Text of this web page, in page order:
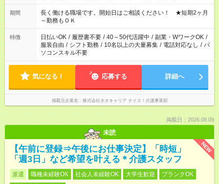
庭の都合でお休みが必要な場合も遠慮なくご相談ください。 ※
週最低15時間以上の勤務が必要です
期間
長く働ける職場です。開始日はご相談ください！ ★短期2ヶ月
～勤務もＯＫ
特徴 日払いOK / 履歴書不要 / 40～50代活躍中 / 副業・WワークOK /
服装自由 / シフト勤務 / 10名以上の大量募集 / 電話対応なし / パ
ソコンスキル不要
気になる！ 応募する 詳細へ
掲載元企業名 株式会社ネオキャリア ナイス！介護事業部
掲載日：2026.08.09
未読
NEW
【午前に登録⇒午後にお仕事決定】「時短」
「週3日」など希望を叶える＊介護スタッフ
派遣 職種未経験OK 社会人未経験OK 大学生歓迎
ブランクOK